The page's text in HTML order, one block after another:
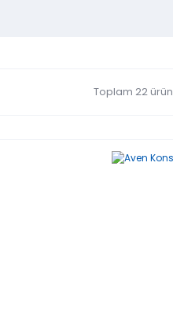
Toplam 22 ürün